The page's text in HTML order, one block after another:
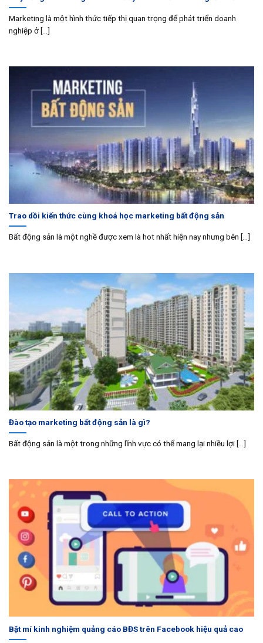
Marketing là một hình thức tiếp thị quan trọng để phát triển doanh
nghiệp ở [...]
Trao dồi kiến thức cùng khoá học marketing bất động sản
Bất động sản là một nghề được xem là hot nhất hiện nay nhưng bên [...]
Đào tạo marketing bất động sản là gì?
Bất động sản là một trong những lĩnh vực có thể mang lại nhiều lợi [...]
Bật mí kinh nghiệm quảng cáo BĐS trên Facebook hiệu quả cao